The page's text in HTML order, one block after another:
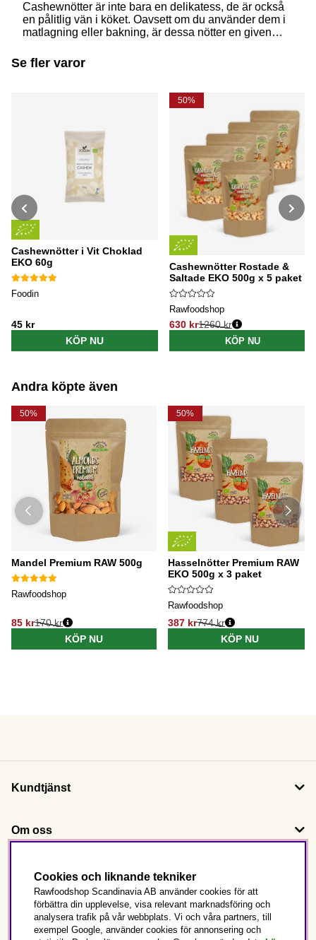
Cashewnötter är inte bara en delikatess, de är också
en pålitlig vän i köket. Oavsett om du använder dem i
matlagning eller bakning, är dessa nötter en given
plats i varje kök och hur du kan ta tillvara på råvaran!
Se fler varor
Cashewnötter i Vit Choklad
EKO 60g
Foodin
45 kr
KÖP NU
50%
Cashewnötter Rostade &
Saltade EKO 500g x 5 paket
Rawfoodshop
630 kr
Ordinarie pris:
1260 kr
KÖP NU
Andra köpte även
50%
Mandel Premium RAW 500g
Rawfoodshop
85 kr170 kr
KÖP NU
50%
Hasselnötter Premium RAW
EKO 500g x 3 paket
Rawfoodshop
387 kr774 kr
KÖP NU
Kundtjänst
Om oss
Följ oss
Det här är Rawfoodshop
Cookies och liknande tekniker
Rawfoodshop Scandinavia AB använder cookies för att
förbättra din upplevelse, visa relevant marknadsföring och
analysera trafik på vår webbplats. Vi och våra partners, till
exempel Google, använder cookies för annonsering och